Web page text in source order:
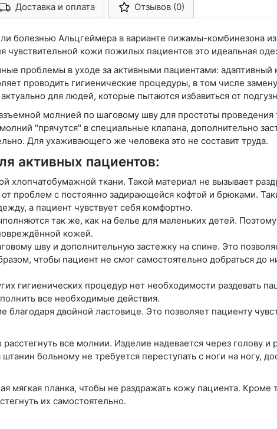
Арконт-Мед Доставка и оплата Отзывов (0)
болезнью Альцгеймера в варианте пижамы-комбинезона
чувствительной кожи пожилых пациентов это идеальная
проблемы в уходе за активными пациентами:
проводить гигиенические процедуры, в том числе
для людей, которые пытаются избавиться от
молнией по шаговому шву для простоты проведения
"прячутся" в специальные клапана, дополнительно
Для ухаживающего же человека это не составит труда.
активных пациентов:
хлопчатобумажной ткани. Такой материал не вызывает
проблем с постоянно задирающейся кофтой и брюками.
а пациент чувствует себя комфортно.
так же, как на белье для маленьких детей.
кожей.
шву и дополнительную застежку на спине. Это
чтобы пациент не смог самостоятельно добраться до
гигиенических процедур нет необходимости раздевать
все необходимые действия.
двойной ластовице. Это позволяет пациенту
все молнии. Изделие надевается через голову и
больному не требуется переступать с ноги на ногу,
планка, чтобы не раздражать кожу пациента. Кроме
их самостоятельно.